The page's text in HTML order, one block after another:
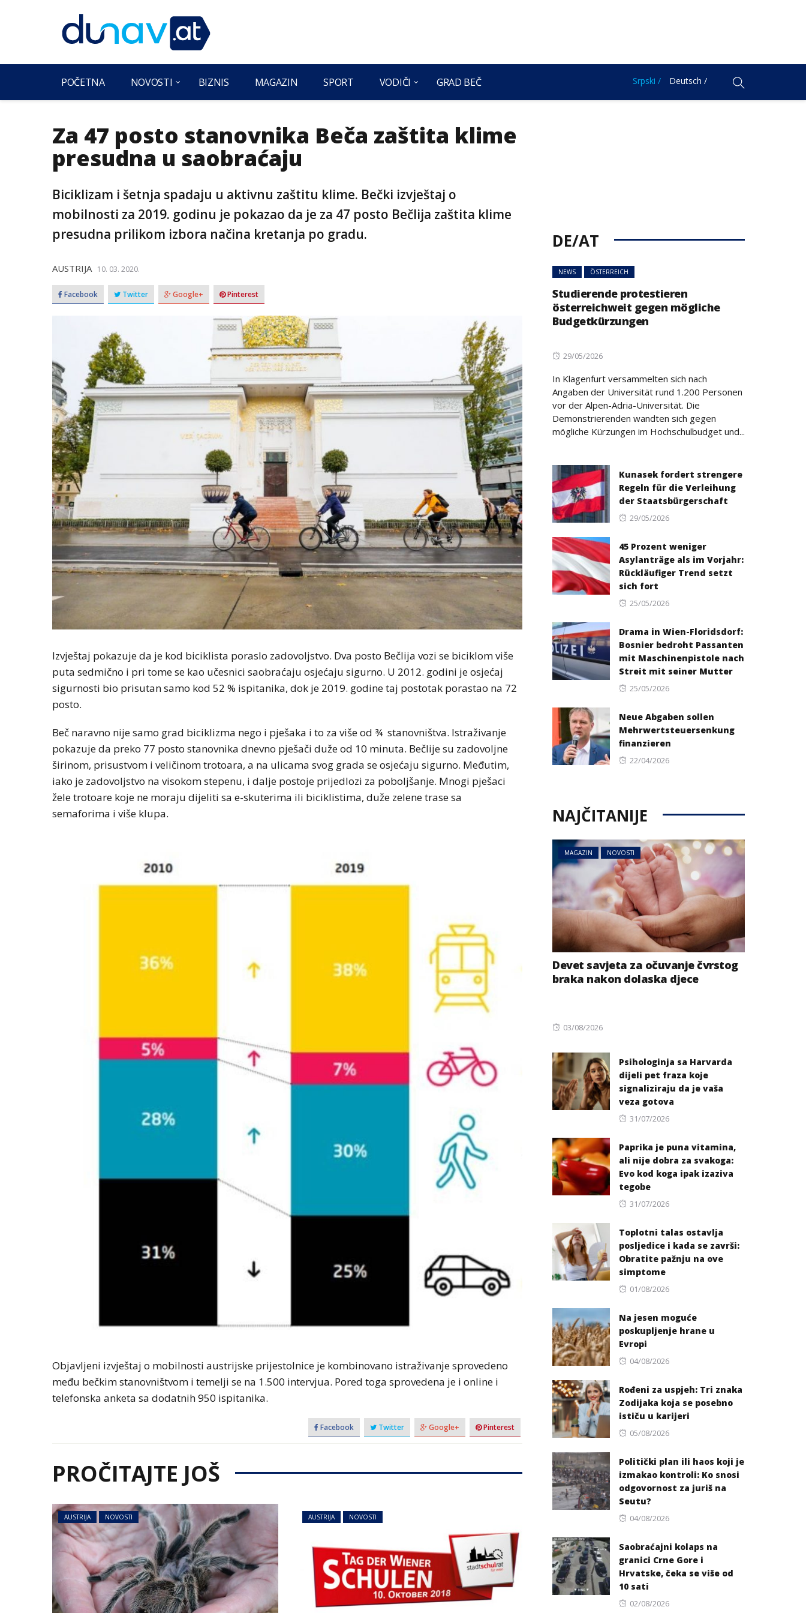
POČETNA NOVOSTI BIZNIS MAGAZIN SPORT VODIČI GRAD BEČ Srpski / Deutsch /
Za 47 posto stanovnika Beča zaštita klime
presudna u saobraćaju
Biciklizam i šetnja spadaju u aktivnu zaštitu klime. Bečki izvještaj o
mobilnosti za 2019. godinu je pokazao da je za 47 posto Bečlija zaštita klime
presudna prilikom izbora načina kretanja po gradu.
AUSTRIJA 10. 03. 2020.
Facebook Twitter Google+ Pinterest
Izvještaj pokazuje da je kod biciklista poraslo zadovoljstvo. Dva posto Bečlija vozi se biciklom više
puta sedmično i pri tome se kao učesnici saobraćaju osjećaju sigurno. U 2012. godini je osjećaj
sigurnosti bio prisutan samo kod 52 % ispitanika, dok je 2019. godine taj postotak porastao na 72
posto.
Beč naravno nije samo grad biciklizma nego i pješaka i to za više od ¾ stanovništva. Istraživanje
pokazuje da preko 77 posto stanovnika dnevno pješači duže od 10 minuta. Bečlije su zadovoljne
širinom, prisustvom i veličinom trotoara, a na ulicama svog grada se osjećaju sigurno. Međutim,
iako je zadovoljstvo na visokom stepenu, i dalje postoje prijedlozi za poboljšanje. Mnogi pješaci
žele trotoare koje ne moraju dijeliti sa e-skuterima ili biciklistima, duže zelene trase sa
semaforima i više klupa.
Objavljeni izvještaj o mobilnosti austrijske prijestolnice je kombinovano istraživanje sprovedeno
među bečkim stanovništvom i temelji se na 1.500 intervjua. Pored toga sprovedena je i online i
telefonska anketa sa dodatnih 950 ispitanika.
Facebook Twitter Google+ Pinterest
PROČITAJTE JOŠ
AUSTRIJA NOVOSTI AUSTRIJA NOVOSTI
DE/AT
NEWS ÖSTERREICH
Studierende protestieren
österreichweit gegen mögliche
Budgetkürzungen
Posted
29/05/2026
In Klagenfurt versammelten sich nach
Angaben der Universität rund 1.200 Personen
vor der Alpen-Adria-Universität. Die
Demonstrierenden wandten sich gegen
mögliche Kürzungen im Hochschulbudget und...
Kunasek fordert strengere
Regeln für die Verleihung
der Staatsbürgerschaft
Posted
29/05/2026
45 Prozent weniger
Asylanträge als im Vorjahr:
Rückläufiger Trend setzt
sich fort
Posted
25/05/2026
Drama in Wien-Floridsdorf:
Bosnier bedroht Passanten
mit Maschinenpistole nach
Streit mit seiner Mutter
Posted
25/05/2026
Neue Abgaben sollen
Mehrwertsteuersenkung
finanzieren
Posted
22/04/2026
NAJČITANIJE
MAGAZIN NOVOSTI
Devet savjeta za očuvanje čvrstog
braka nakon dolaska djece
Posted
03/08/2026
Psihologinja sa Harvarda
dijeli pet fraza koje
signaliziraju da je vaša
veza gotova
Posted
31/07/2026
Paprika je puna vitamina,
ali nije dobra za svakoga:
Evo kod koga ipak izaziva
tegobe
Posted
31/07/2026
Toplotni talas ostavlja
posljedice i kada se završi:
Obratite pažnju na ove
simptome
Posted
01/08/2026
Na jesen moguće
poskupljenje hrane u
Evropi
Posted
04/08/2026
Rođeni za uspjeh: Tri znaka
Zodijaka koja se posebno
ističu u karijeri
Posted
05/08/2026
Politički plan ili haos koji je
izmakao kontroli: Ko snosi
odgovornost za juriš na
Seutu?
Posted
04/08/2026
Saobraćajni kolaps na
granici Crne Gore i
Hrvatske, čeka se više od
10 sati
Posted
02/08/2026